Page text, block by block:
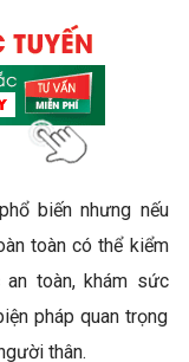
biến nhưng nếu
toàn có thể kiểm
an toàn, khám sức
pháp quan trọng
thân.